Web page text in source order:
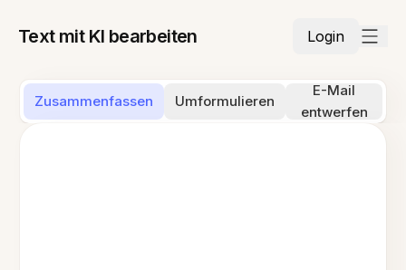
Text mit KI bearbeiten Login
Zusammenfassen Umformulieren
E-Mail
entwerfen